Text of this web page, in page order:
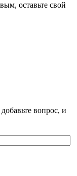
оставьте свой
вопрос, и